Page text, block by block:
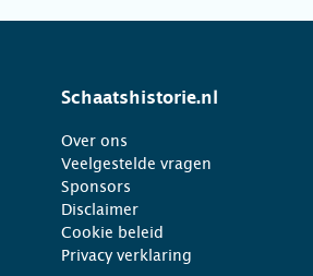
Schaatshistorie.nl
Over ons
Veelgestelde vragen
Sponsors
Disclaimer
Cookie beleid
Privacy verklaring